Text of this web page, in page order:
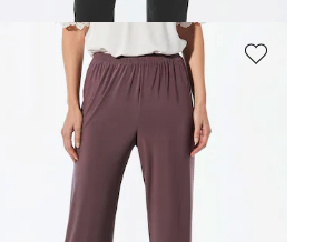
GOLDNER
Bequeme Slinky-Hose VERA
79,95 €
+ 4
30-Tage-Bestpreis**: 69,95 € (-28%)